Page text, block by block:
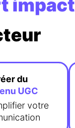
impact
du
UGC
votre